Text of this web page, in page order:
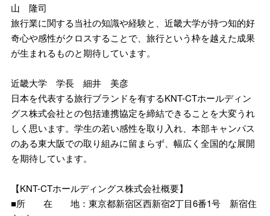
山 隆司
旅行業に関する当社の知識や経験と、近畿大学が持つ知的好
奇心や感性がクロスすることで、旅行という枠を越えた成果
が生まれるものと期待しています。
近畿大学 学長 細井 美彦
日本を代表する旅行ブランドを有するKNT-CTホールディン
グス株式会社との包括連携協定を締結できることを大変うれ
しく思います。学生の若い感性を取り入れ、本部キャンパス
のある東大阪での取り組みに留まらず、幅広く全国的な展開
を期待しています。
【KNT-CTホールディングス株式会社概要】
■所 在 地：東京都新宿区西新宿2丁目6番1号 新宿住